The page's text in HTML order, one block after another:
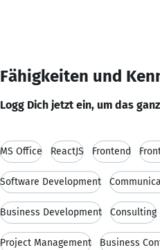
Fähigkeiten und
Logg Dich jetzt ein, um das
MS Office ReactJS Frontend
Software Development
Business Development Consulting
Project Management Business